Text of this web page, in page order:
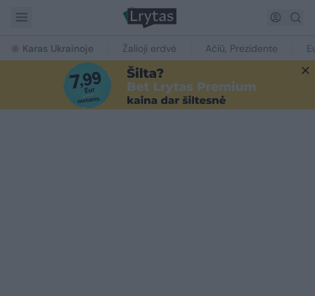
Karas Ukrainoje Žalioji erdvė Ačiū, Prezidente